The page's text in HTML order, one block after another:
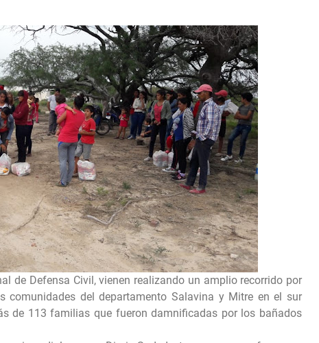
de Defensa Civil, vienen realizando un amplio recorrido por
comunidades del departamento Salavina y Mitre en el sur
de 113 familias que fueron damnificadas por los bañados